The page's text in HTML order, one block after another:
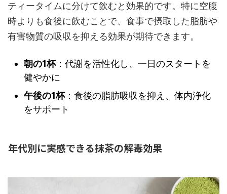
ティータイムに分けて飲むと効果的です。特に空腹
時よりも食後に飲むことで、食事で摂取した脂肪や
有害物質の吸収を抑える効果が期待できます。
朝の1杯：代謝を活性化し、一日のスタートを
健やかに
午後の1杯：食後の脂肪吸収を抑え、体内浄化
をサポート
年代別に実感できる抹茶の解毒効果